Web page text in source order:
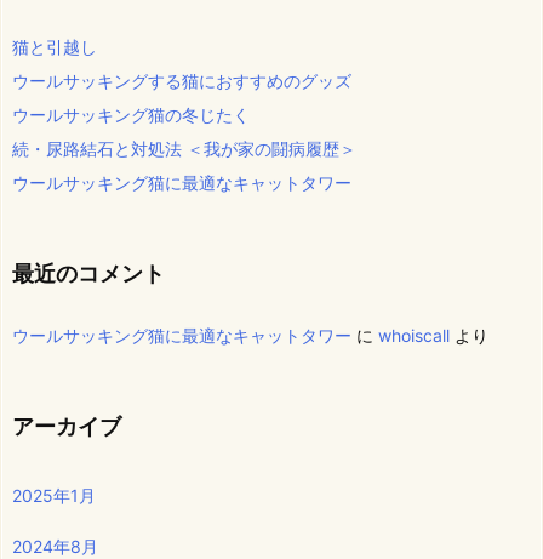
猫と引越し
ウールサッキングする猫におすすめのグッズ
ウールサッキング猫の冬じたく
続・尿路結石と対処法 ＜我が家の闘病履歴＞
ウールサッキング猫に最適なキャットタワー
最近のコメント
ウールサッキング猫に最適なキャットタワー に whoiscall より
アーカイブ
2025年1月
2024年8月